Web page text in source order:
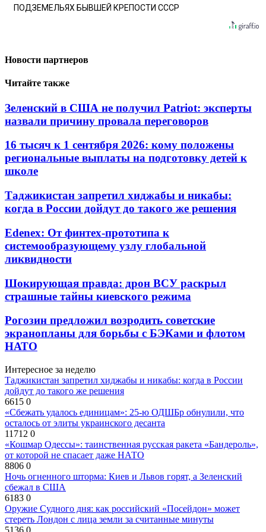
ПОДЗЕМЕЛЬЯХ БЫВШЕЙ КРЕПОСТИ СССР
Новости партнеров
Читайте также
Зеленский в США не получил Patriot: эксперты
назвали причину провала переговоров
16 тысяч к 1 сентября 2026: кому положены
региональные выплаты на подготовку детей к
школе
Таджикистан запретил хиджабы и никабы:
когда в России дойдут до такого же решения
Edenex: От финтех-прототипа к
системообразующему узлу глобальной
ликвидности
Шокирующая правда: дрон ВСУ раскрыл
страшные тайны киевского режима
Рогозин предложил возродить советские
экранопланы для борьбы с БЭКами и флотом
НАТО
Интересное за неделю
Таджикистан запретил хиджабы и никабы: когда в России
дойдут до такого же решения
6615 0
«Сбежать удалось единицам»: 25-ю ОДШБр обнулили, что
осталось от элиты украинского десанта
11712 0
«Кошмар Одессы»: таинственная русская ракета «Бандероль»,
от которой не спасает даже НАТО
8806 0
Ночь огненного шторма: Киев и Львов горят, а Зеленский
сбежал в США
6183 0
Оружие Судного дня: как российский «Посейдон» может
стереть Лондон с лица земли за считанные минуты
5136 0